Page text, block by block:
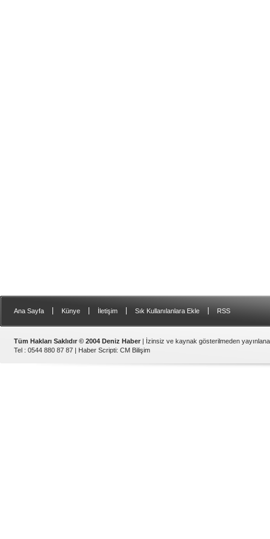
Ana Sayfa Künye İletişim Sık Kullanılanlara Ekle RSS
Tüm Hakları Saklıdır © 2004 Deniz Haber | İzinsiz ve kaynak gösterilmeden
Tel : 0544 880 87 87 | Haber Scripti: CM Bilişim